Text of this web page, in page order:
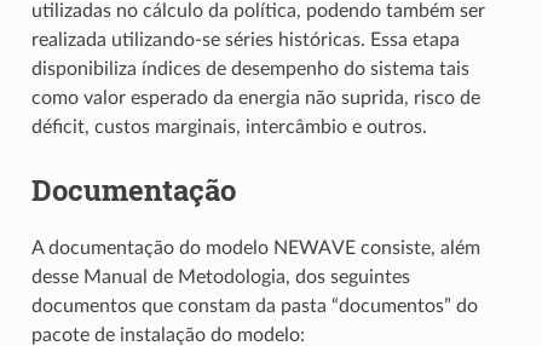
utilizadas no cálculo da política, podendo também ser
realizada utilizando-se séries históricas. Essa etapa
disponibiliza índices de desempenho do sistema tais
como valor esperado da energia não suprida, risco de
déficit, custos marginais, intercâmbio e outros.
Documentação
A documentação do modelo NEWAVE consiste, além
desse Manual de Metodologia, dos seguintes
documentos que constam da pasta “documentos” do
pacote de instalação do modelo: